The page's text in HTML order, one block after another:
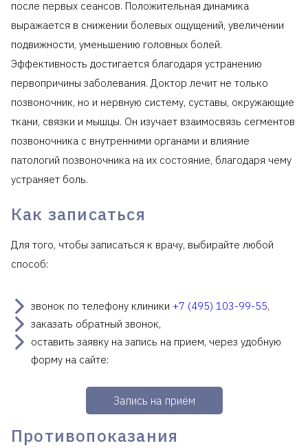
после первых сеансов. Положительная динамика
выражается в снижении болевых ощущений, увеличении
подвижности, уменьшению головных болей.
Эффективность достигается благодаря устранению
первопричины заболевания. Доктор лечит не только
позвоночник, но и нервную систему, суставы, окружающие
ткани, связки и мышцы. Он изучает взаимосвязь сегментов
позвоночника с внутренними органами и влияние
патологий позвоночника на их состояние, благодаря чему
устраняет боль.
Как записаться
Для того, чтобы записаться к врачу, выбирайте любой
способ:
звонок по телефону клиники +7 (495) 103-99-55,
заказать обратный звонок,
оставить заявку на запись на прием, через удобную
форму на сайте:
Запись на приём
Противопоказания